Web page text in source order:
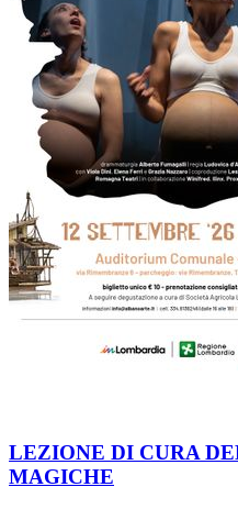
LEZIONE DI CURA
MAGICHE